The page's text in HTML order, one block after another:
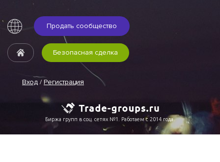
Продать сообщество
Вход / Регистрация
Безопасная сделка
Биржа групп в соц. сетях №1. Работаем с 2014 года.